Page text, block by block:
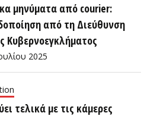
μηνύματα από courier:
από τη Διεύθυνση
Κυβερνοεγκλήματος
2025
τελικά με τις κάμερες